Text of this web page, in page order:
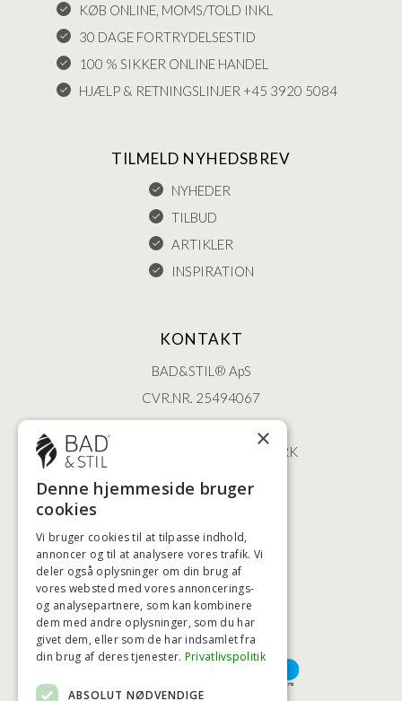
KØB ONLINE, MOMS/TOLD INKL
30 DAGE FORTRYDELSESTID
100 % SIKKER ONLINE HANDEL
HJÆLP & RETNINGSLINJER +45 3920 5084
TILMELD NYHEDSBREV
NYHEDER
TILBUD
ARTIKLER
INSPIRATION
KONTAKT
BAD&STIL® ApS
CVR.NR. 25494067
ØSTERBROGADE 202
2100 KØBENHAVN • DANMARK
+45 3920 5084
HØJESTE KREDITVÆRDIGHED
BETALINGSMULIGHEDER
×
Denne hjemmeside bruger
cookies
Vi bruger cookies til at tilpasse indhold,
annoncer og til at analysere vores trafik. Vi
deler også oplysninger om din brug af
vores websted med vores annoncerings-
og analysepartnere, som kan kombinere
dem med andre oplysninger, som du har
givet dem, eller som de har indsamlet fra
din brug af deres tjenester. Privatlivspolitik
ABSOLUT NØDVENDIGE